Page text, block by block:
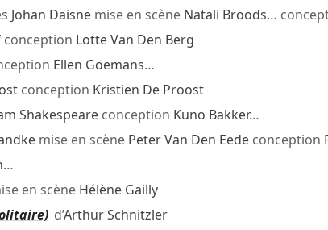
Johan Daisnemise en scène Natali Broods…
conception Lotte Van Den Berg
Ellen Goemans…
conception Kristien De Proost
Shakespeareconception Kuno Bakker…
mise en scène Peter Van Den Eedeconception
…
en scène Hélène Gailly
d’Arthur Schnitzler